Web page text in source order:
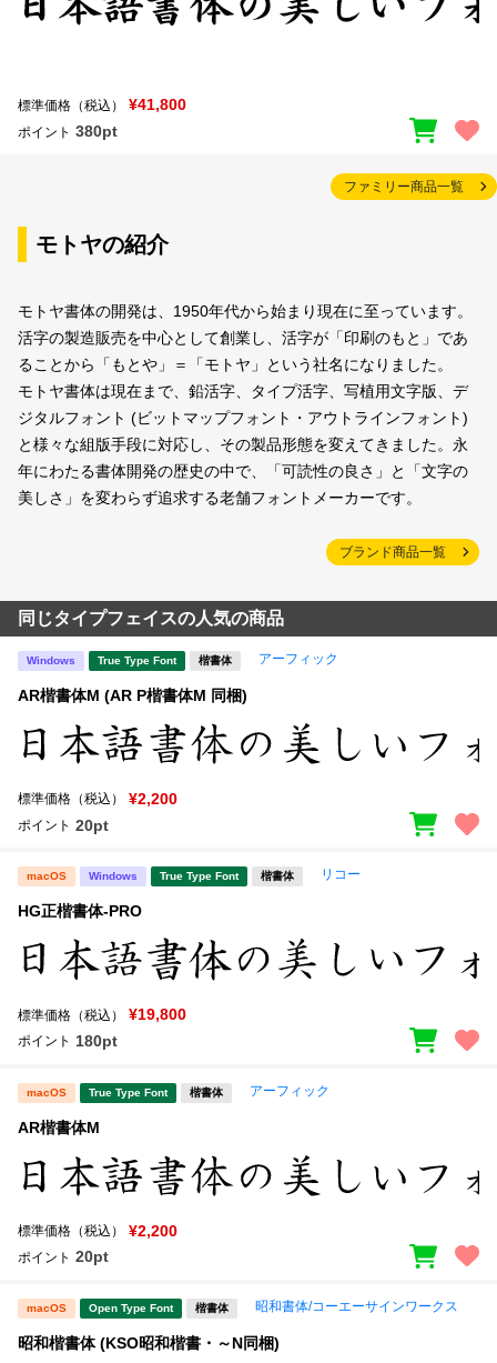
標準価格（税込） ¥41,800
ポイント 380pt
ファミリー商品一覧
モトヤの紹介
モトヤ書体の開発は、1950年代から始まり現在に至っています。
活字の製造販売を中心として創業し、活字が「印刷のもと」であ
ることから「もとや」＝「モトヤ」という社名になりました。
モトヤ書体は現在まで、鉛活字、タイプ活字、写植用文字版、デ
ジタルフォント (ビットマップフォント・アウトラインフォント)
と様々な組版手段に対応し、その製品形態を変えてきました。永
年にわたる書体開発の歴史の中で、「可読性の良さ」と「文字の
美しさ」を変わらず追求する老舗フォントメーカーです。
ブランド商品一覧
同じタイプフェイスの人気の商品
Windows True Type Font 楷書体 アーフィック
AR楷書体M (AR P楷書体M 同梱)
標準価格（税込） ¥2,200
ポイント 20pt
macOS Windows True Type Font 楷書体 リコー
HG正楷書体-PRO
標準価格（税込） ¥19,800
ポイント 180pt
macOS True Type Font 楷書体 アーフィック
AR楷書体M
標準価格（税込） ¥2,200
ポイント 20pt
macOS Open Type Font 楷書体 昭和書体/コーエーサインワークス
昭和楷書体 (KSO昭和楷書・～N同梱)